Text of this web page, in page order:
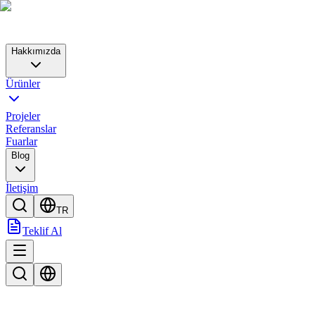
Hakkımızda
Ürünler
Projeler
Referanslar
Fuarlar
Blog
İletişim
TR
Teklif Al